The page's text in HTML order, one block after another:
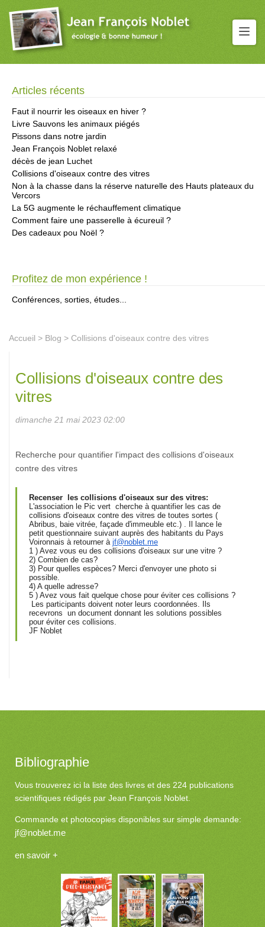
Articles récents
Faut il nourrir les oiseaux en hiver ?
Livre Sauvons les animaux piégés
Pissons dans notre jardin
Jean François Noblet relaxé
décès de jean Luchet
Collisions d'oiseaux contre des vitres
Non à la chasse dans la réserve naturelle des Hauts plateaux du
Vercors
La 5G augmente le réchauffement climatique
Comment faire une passerelle à écureuil ?
Des cadeaux pou Noël ?
Profitez de mon expérience !
Conférences, sorties, études...
Accueil > Blog > Collisions d'oiseaux contre des vitres
Collisions d'oiseaux contre des
vitres
dimanche 21 mai 2023 02:00
Recherche pour quantifier l'impact des collisions d'oiseaux
contre des vitres
Recenser les collisions d'oiseaux sur des vitres:
L'association le Pic vert cherche à quantifier les cas de
collisions d'oiseaux contre des vitres de toutes sortes (
Abribus, baie vitrée, façade d'immeuble etc.) . Il lance le
petit questionnaire suivant auprès des habitants du Pays
Voironnais à retourner à jf@noblet.me
1 ) Avez vous eu des collisions d'oiseaux sur une vitre ?
2) Combien de cas?
3) Pour quelles espèces? Merci d'envoyer une photo si
possible.
4) A quelle adresse?
5 ) Avez vous fait quelque chose pour éviter ces collisions ?
Les participants doivent noter leurs coordonnées. Ils
recevrons un document donnant les solutions possibles
pour éviter ces collisions.
JF Noblet
Bibliographie
Vous trouverez ici la liste des livres et des 224 publications
scientifiques rédigés par Jean François Noblet.
Commande et photocopies disponibles sur simple demande:
jf@noblet.me
en savoir +